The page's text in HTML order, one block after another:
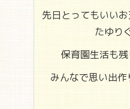
先日とってもいい
たゆり
保育園生活も残
みんなで思い出